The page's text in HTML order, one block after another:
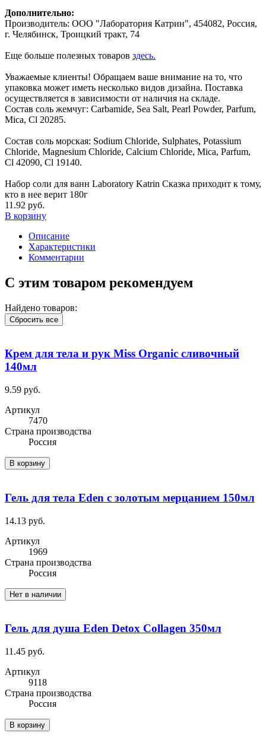
Дополнительно:
Производитель: ООО "Лаборатория Катрин", 454082, Россия,
г. Челябинск, Троицкий тракт, 74
Еще больше полезных товаров здесь.
Уважаемые клиенты! Обращаем ваше внимание на то, что
упаковка может иметь несколько видов дизайна. Поставка
осуществляется в зависимости от наличия на складе.
Состав соль жемчуг: Carbamide, Sea Salt, Pearl Powder, Parfum,
Mica, Cl 20285.
Состав соль морская: Sodium Chloride, Sulphates, Potassium
Chloride, Magnesium Chloride, Calcium Chloride, Mica, Parfum,
Cl 42090, Cl 19140.
Набор соли для ванн Laboratory Katrin Сказка приходит к тому,
кто в нее верит 180г
11.92 руб.
В корзину
Описание
Характеристики
Комментарии
С этим товаром рекомендуем
Найдено товаров:
Сбросить все
Крем для тела и рук Miss Organic сливочный
140мл
9.59 руб.
Артикул
7470
Cтрана производства
Россия
В корзину
Гель для тела Eden с золотым мерцанием 150мл
14.13 руб.
Артикул
1969
Cтрана производства
Россия
Нет в наличии
Гель для душа Eden Detox Collagen 350мл
11.45 руб.
Артикул
9118
Cтрана производства
Россия
В корзину